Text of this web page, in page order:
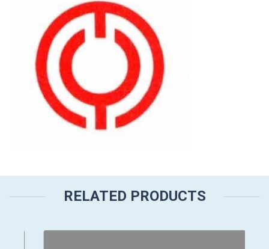
RELATED PRODUCTS